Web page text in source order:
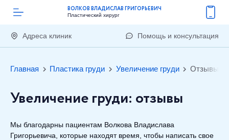
ВОЛКОВ ВЛАДИСЛАВ ГРИГОРЬЕВИЧ
Пластический хирург
Адреса клиник Помощь и консультация
Главная Пластика груди Увеличение груди Отзывы
Увеличение груди: отзывы
Мы благодарны пациентам Волкова Владислава
Григорьевича, которые находят время, чтобы написать свое